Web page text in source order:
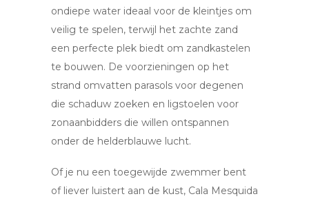
ondiepe water ideaal voor de kleintjes om
veilig te spelen, terwijl het zachte zand
een perfecte plek biedt om zandkastelen
te bouwen. De voorzieningen op het
strand omvatten parasols voor degenen
die schaduw zoeken en ligstoelen voor
zonaanbidders die willen ontspannen
onder de helderblauwe lucht.
Of je nu een toegewijde zwemmer bent
of liever luistert aan de kust, Cala Mesquida